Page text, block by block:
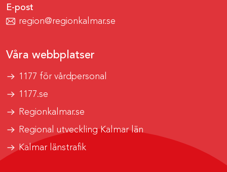
E-post
region@regionkalmar.se
Våra webbplatser
1177 för vårdpersonal
1177.se
Regionkalmar.se
Regional utveckling Kalmar län
Kalmar länstrafik